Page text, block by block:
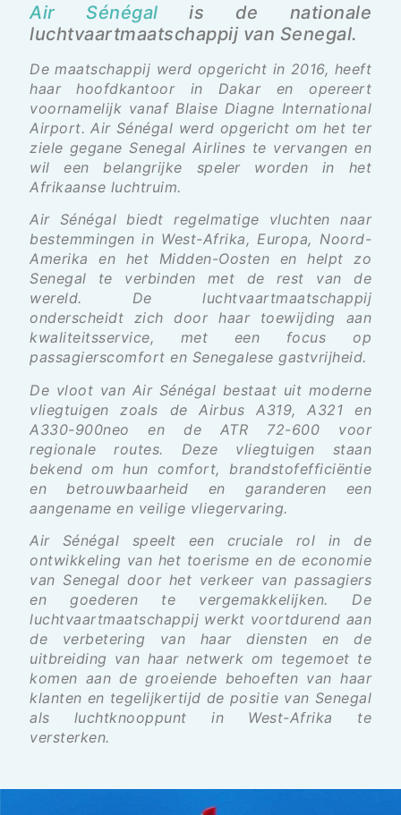
Air Sénégal is de nationale
luchtvaartmaatschappij van Senegal.
De maatschappij werd opgericht in 2016, heeft
haar hoofdkantoor in Dakar en opereert
voornamelijk vanaf Blaise Diagne International
Airport. Air Sénégal werd opgericht om het ter
ziele gegane Senegal Airlines te vervangen en
wil een belangrijke speler worden in het
Afrikaanse luchtruim.
Air Sénégal biedt regelmatige vluchten naar
bestemmingen in West-Afrika, Europa, Noord-
Amerika en het Midden-Oosten en helpt zo
Senegal te verbinden met de rest van de
wereld. De luchtvaartmaatschappij
onderscheidt zich door haar toewijding aan
kwaliteitsservice, met een focus op
passagierscomfort en Senegalese gastvrijheid.
De vloot van Air Sénégal bestaat uit moderne
vliegtuigen zoals de Airbus A319, A321 en
A330-900neo en de ATR 72-600 voor
regionale routes. Deze vliegtuigen staan
bekend om hun comfort, brandstofefficiëntie
en betrouwbaarheid en garanderen een
aangename en veilige vliegervaring.
Air Sénégal speelt een cruciale rol in de
ontwikkeling van het toerisme en de economie
van Senegal door het verkeer van passagiers
en goederen te vergemakkelijken. De
luchtvaartmaatschappij werkt voortdurend aan
de verbetering van haar diensten en de
uitbreiding van haar netwerk om tegemoet te
komen aan de groeiende behoeften van haar
klanten en tegelijkertijd de positie van Senegal
als luchtknooppunt in West-Afrika te
versterken.